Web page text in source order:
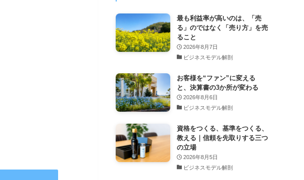
最も利益率が高いのは、「売
る」のではなく「売り方」を売
ること
2026年8月7日
ビジネスモデル解剖
お客様を“ファン”に変える
と、決算書の3か所が変わる
2026年8月6日
ビジネスモデル解剖
資格をつくる、基準をつくる、
教える｜信頼を先取りする三つ
の立場
2026年8月5日
ビジネスモデル解剖